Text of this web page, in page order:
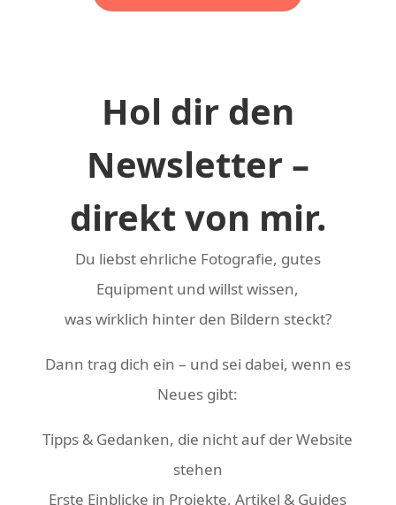
Hol dir den
Newsletter –
direkt von mir.
Du liebst ehrliche Fotografie, gutes
Equipment und willst wissen,
was wirklich hinter den Bildern steckt?
Dann trag dich ein – und sei dabei, wenn es
Neues gibt:
Tipps & Gedanken, die nicht auf der Website
stehen
Erste Einblicke in Projekte, Artikel & Guides